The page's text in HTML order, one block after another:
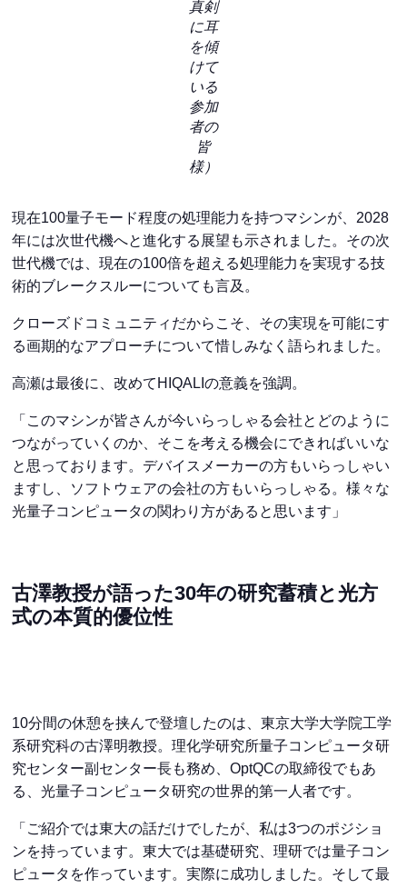
真剣
に耳
を傾
けて
いる
参加
者の
皆
様）
現在100量子モード程度の処理能力を持つマシンが、2028
年には次世代機へと進化する展望も示されました。その次
世代機では、現在の100倍を超える処理能力を実現する技
術的ブレークスルーについても言及。
クローズドコミュニティだからこそ、その実現を可能にす
る画期的なアプローチについて惜しみなく語られました。
高瀬は最後に、改めてHIQALIの意義を強調。
「このマシンが皆さんが今いらっしゃる会社とどのように
つながっていくのか、そこを考える機会にできればいいな
と思っております。デバイスメーカーの方もいらっしゃい
ますし、ソフトウェアの会社の方もいらっしゃる。様々な
光量子コンピュータの関わり方があると思います」
古澤教授が語った30年の研究蓄積と光方
式の本質的優位性
10分間の休憩を挟んで登壇したのは、東京大学大学院工学
系研究科の古澤明教授。理化学研究所量子コンピュータ研
究センター副センター長も務め、OptQCの取締役でもあ
る、光量子コンピュータ研究の世界的第一人者です。
「ご紹介では東大の話だけでしたが、私は3つのポジショ
ンを持っています。東大では基礎研究、理研では量子コン
ピュータを作っています。実際に成功しました。そして最